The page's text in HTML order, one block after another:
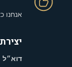
אנחנו
דוא״ל